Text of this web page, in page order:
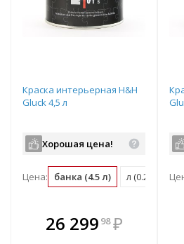
Краска интерьерная H&H
Gluck 4,5 л
Хорошая цена!
Цена: банка (4.5 л) л (0.22 банка)
26 299 98 ₽
В комплекте
всегда выгоднее!